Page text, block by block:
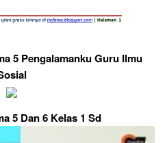
5 Pengalamanku Guru Ilmu
5 Dan 6 Kelas 1 Sd